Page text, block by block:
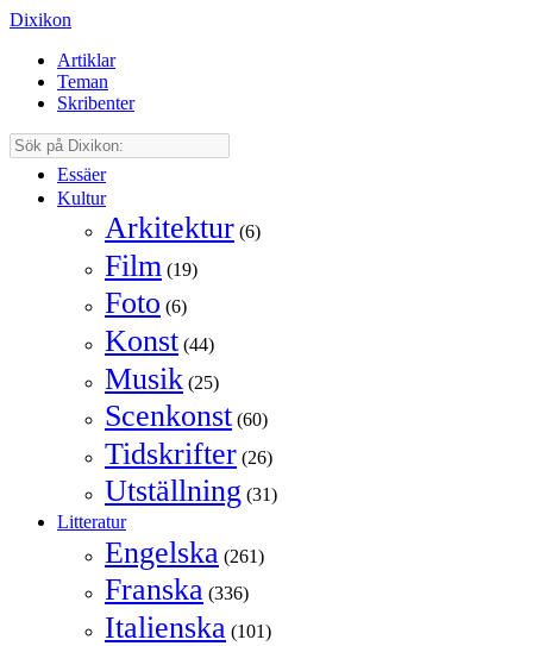
Dixikon
Artiklar
Teman
Skribenter
Essäer
Kultur
Arkitektur (6)
Film (19)
Foto (6)
Konst (44)
Musik (25)
Scenkonst (60)
Tidskrifter (26)
Utställning (31)
Litteratur
Engelska (261)
Franska (336)
Italienska (101)